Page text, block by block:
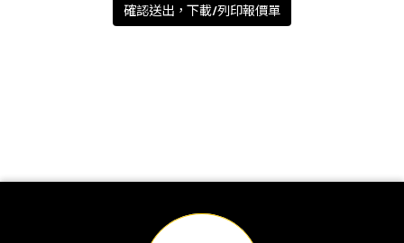
確認送出，下載/列印報價單